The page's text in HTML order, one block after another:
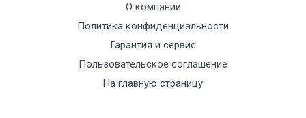
О компании
Политика конфиденциальности
Гарантия и сервис
Пользовательское соглашение
На главную страницу